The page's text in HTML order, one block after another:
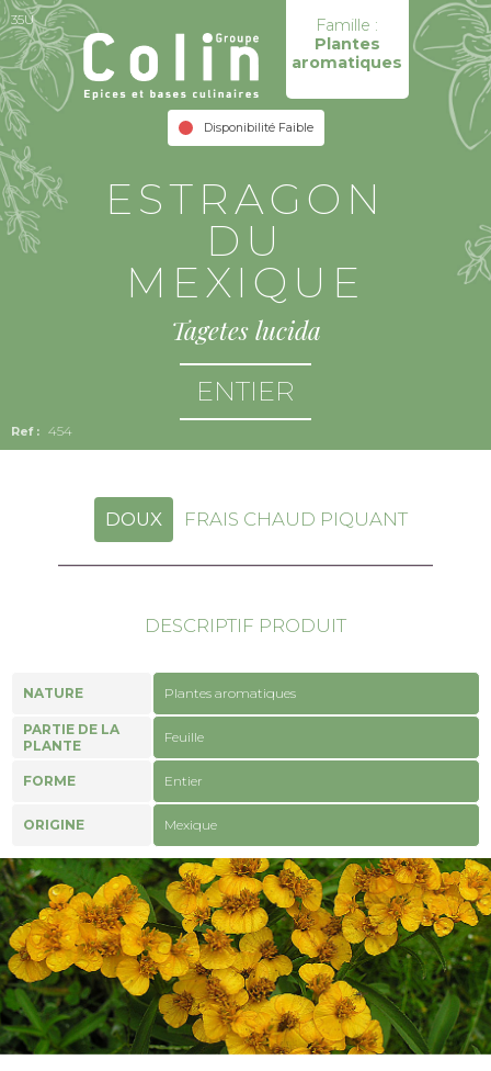
Famille :
Plantes
aromatiques
Disponibilité Faible
35U
454
ESTRAGON
DU
MEXIQUE
Tagetes lucida
ENTIER
DOUX FRAIS CHAUD PIQUANT
DESCRIPTIF PRODUIT
NATURE Plantes aromatiques
PARTIE DE LA
PLANTE
Feuille
FORME Entier
ORIGINE Mexique